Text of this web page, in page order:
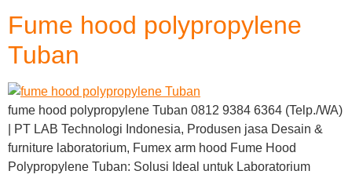
Fume hood polypropylene
Tuban
fume hood polypropylene Tuban 0812 9384 6364 (Telp./WA)
| PT LAB Technologi Indonesia, Produsen jasa Desain &
furniture laboratorium, Fumex arm hood Fume Hood
Polypropylene Tuban: Solusi Ideal untuk Laboratorium